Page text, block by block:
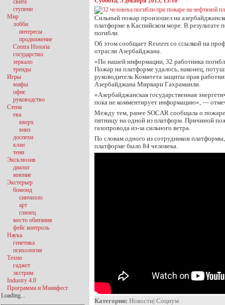
Сильный пожар произошел на
платформе в Каспийском море. В результате
погибли.
Об этом сообщает Reuters со ссылкой на
отрасли Азербайджана.
«По нашей информации, 32 работника
Пожар на платформе удалось, наконец,
руководитель Комитета защиты прав
Азербайджана Мирвари Гахраманли.
«Азербайджанская государственная
пока не комментирует информацию», —
Между тем, ранее SOCAR сообщала о
пятницу на одной из платформ. Причиной
газопровода из-за сильного ветра.
По словам одного из сотрудников
платформе было 84 человека.
Категории: Новости| Социум
свита
ступени
Мир
лобби
интересы
продвижение
Contra Historia
государство
зеркало
тренды
Игры
мифы
офис
руководство
Стена
ева
вверх
вниз
доспехи
клан
тени
Эксклюзив
диалог
мнение
Экстерьер
бомонд
синчилло
арт
глянец
место обитания
фейс контроль
Наука
генетика
психология
Техно
гаджет
экстрим
Industry 4.0
Программа и Манифест
Loading...